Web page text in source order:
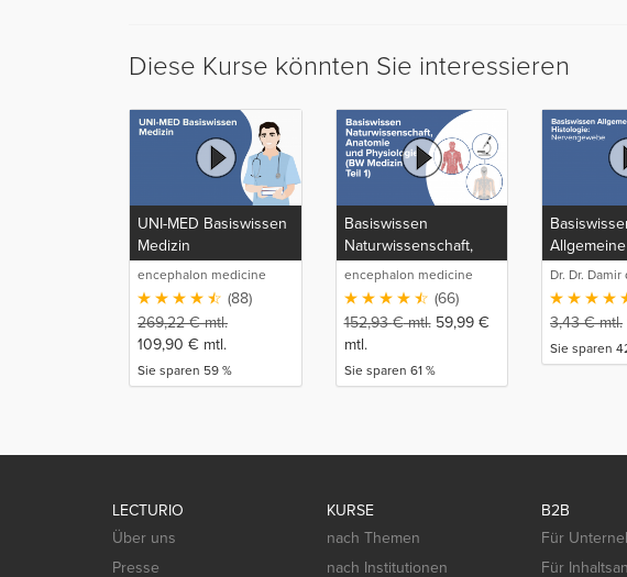
Diese Kurse könnten Sie interessieren
UNI-MED Basiswissen
Medizin
encephalon medicine
media production GmbH
(88)
269,22€mtl.
109,90 € mtl.
Sie sparen 59 %
Basiswissen
Naturwissenschaft,
Anatomie und
Physiologie (BW
Medizin Teil 1)
encephalon medicine
media production GmbH
(66)
152,93€mtl. 59,99 €
mtl.
Sie sparen 61 %
Dr. Dr.
3,43€mtl.
Sie sparen
LECTURIO
Über uns
Presse
KURSE
nach Themen
nach Institutionen
B2B
Für
Für